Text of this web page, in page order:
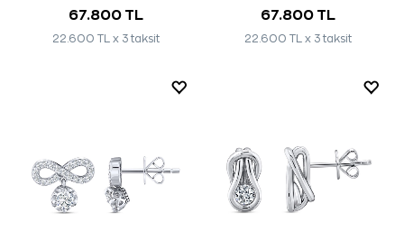
67.800 TL
22.600 TL x 3 taksit
67.800 TL
22.600 TL x 3 taksit